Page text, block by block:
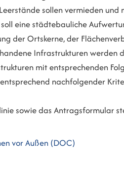
sollen vermieden
eine städtebauliche
der Ortskerne, der
Infrastrukturen werden
mit entsprechenden
nachfolgender
sowie das Antragsformular
vor Außen (DOC)